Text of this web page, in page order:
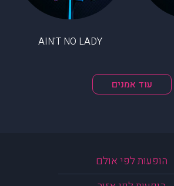
AIN'T NO LADY
עוד אמנים
הופעות לפי אולם